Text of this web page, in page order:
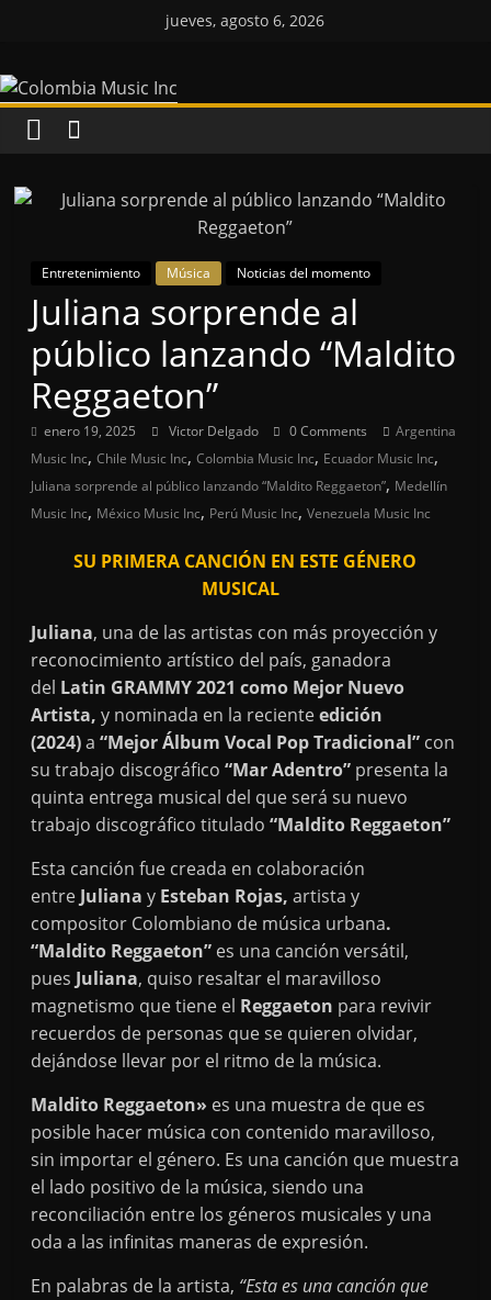
jueves, agosto 6, 2026
Colombia
Music
Inc
Music
Inc
Entretenimiento Música Noticias del momento
Juliana sorprende al
público lanzando “Maldito
Reggaeton”
enero 19, 2025 Victor Delgado 0 Comments
Argentina
Music Inc,Chile Music Inc,Colombia Music Inc, Ecuador Music Inc,
Juliana sorprende al público lanzando “Maldito Reggaeton”, Medellín
Music Inc, México Music Inc, Perú Music Inc,Venezuela Music Inc
SU PRIMERA CANCIÓN EN ESTE GÉNERO
MUSICAL
Juliana, una de las artistas con más proyección y
reconocimiento artístico del país, ganadora
del Latin GRAMMY 2021 como Mejor Nuevo
Artista, y nominada en la recienteedición
(2024)a“Mejor Álbum Vocal Pop Tradicional” con
su trabajo discográfico“Mar Adentro” presenta la
quinta entrega musical del que será su nuevo
trabajo discográfico titulado“Maldito Reggaeton”
Esta canción fue creada en colaboración
entre Julianay Esteban Rojas,artista y
compositor Colombiano de música urbana.
“Maldito Reggaeton” es una canción versátil,
pues Juliana, quiso resaltar el maravilloso
magnetismo que tiene el Reggaeton para revivir
recuerdos de personas que se quieren olvidar,
dejándose llevar por el ritmo de la música.
Maldito Reggaeton» es una muestra de que es
posible hacer música con contenido maravilloso,
sin importar el género. Es una canción que muestra
el lado positivo de la música, siendo una
reconciliación entre los géneros musicales y una
oda a las infinitas maneras de expresión.
En palabras de la artista, “Esta es una canción que